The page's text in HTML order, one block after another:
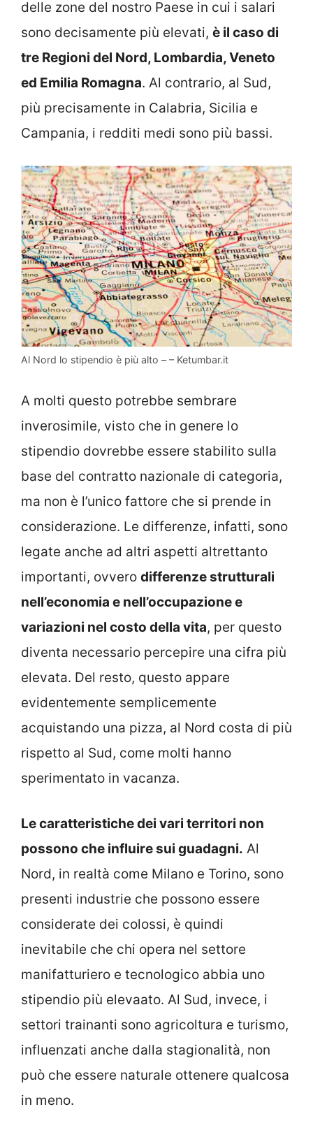
delle zone del nostro Paese in cui i salari
sono decisamente più elevati, è il caso di
tre Regioni del Nord, Lombardia, Veneto
ed Emilia Romagna. Al contrario, al Sud,
più precisamente in Calabria, Sicilia e
Campania, i redditi medi sono più bassi.
Al Nord lo stipendio è più alto – – Ketumbar.it
A molti questo potrebbe sembrare
inverosimile, visto che in genere lo
stipendio dovrebbe essere stabilito sulla
base del contratto nazionale di categoria,
ma non è l’unico fattore che si prende in
considerazione. Le differenze, infatti, sono
legate anche ad altri aspetti altrettanto
importanti, ovvero differenze strutturali
nell’economia e nell’occupazione e
variazioni nel costo della vita, per questo
diventa necessario percepire una cifra più
elevata. Del resto, questo appare
evidentemente semplicemente
acquistando una pizza, al Nord costa di più
rispetto al Sud, come molti hanno
sperimentato in vacanza.
Le caratteristiche dei vari territori non
possono che influire sui guadagni. Al
Nord, in realtà come Milano e Torino, sono
presenti industrie che possono essere
considerate dei colossi, è quindi
inevitabile che chi opera nel settore
manifatturiero e tecnologico abbia uno
stipendio più elevaato. Al Sud, invece, i
settori trainanti sono agricoltura e turismo,
influenzati anche dalla stagionalità, non
può che essere naturale ottenere qualcosa
in meno.